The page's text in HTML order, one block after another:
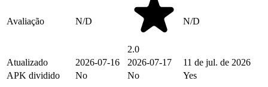
Avaliação N/D
2.0
N/D
Atualizado 2026-07-16 2026-07-17
11 de jul. de 2026
APK dividido
No No Yes